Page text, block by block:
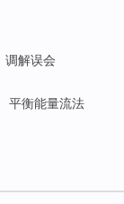
调解误会
平衡能量流法